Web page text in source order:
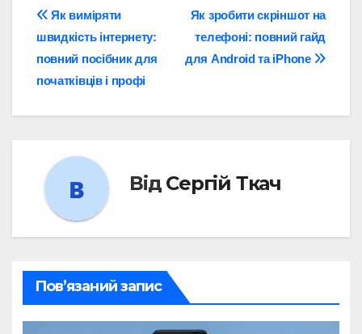
Навігація
записів
Як зробити скріншот на
телефоні: повний гайд
для Android та iPhone
Як виміряти
швидкість інтернету:
повний посібник для
початківців і профі
Від Сергій Ткач
Пов’язаний запис